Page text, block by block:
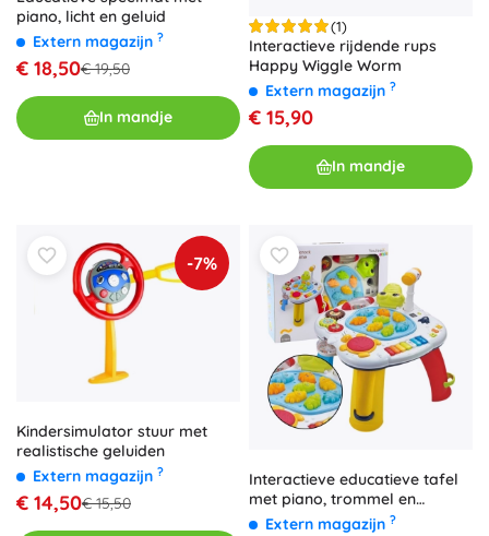
piano, licht en geluid
Extern magazijn ?
€ 18,50€ 19,50
In mandje
(1)
Interactieve rijdende rups
Happy Wiggle Worm
Extern magazijn ?
€ 15,90
In mandje
-7%
Kindersimulator stuur met
realistische geluiden
Extern magazijn ?
€ 14,50€ 15,50
Interactieve educatieve tafel
met piano, trommel en
krokodil
Extern magazijn ?